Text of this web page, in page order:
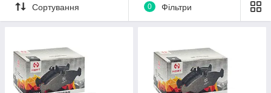
Сортування 0 Фільтри